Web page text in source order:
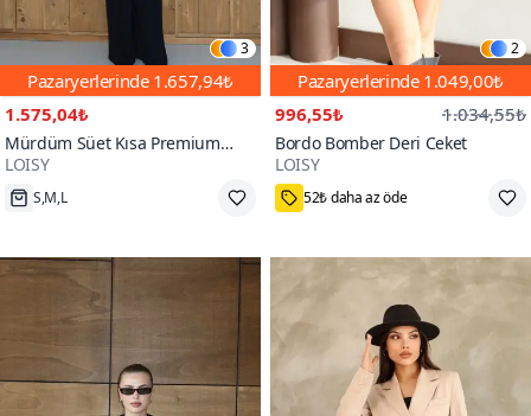
3
Pazaryerlerinde 1.657,94₺
1.575,04₺
Mürdüm Süet Kısa Premium
Ceket
LOISY
S,M,L
2
Pazaryerlerinde 1.049,00₺
996,55₺
1.034,55₺
Bordo Bomber Deri Ceket
LOISY
100+
52₺ daha az öde